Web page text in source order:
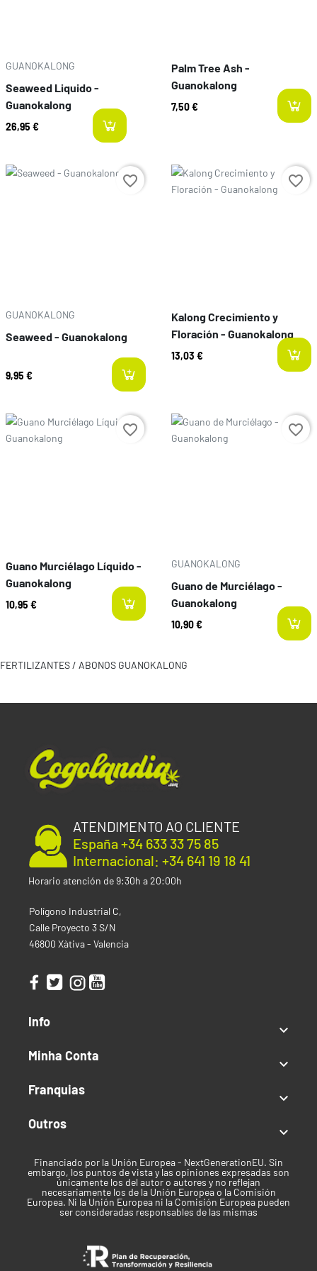
GUANOKALONG
Seaweed Liquido -
Guanokalong
26,95 €
Palm Tree Ash -
Guanokalong
7,50 €
Preço
GUANOKALONG
Seaweed - Guanokalong
9,95 €
favorite_border Preço
Kalong Crecimiento y
Floración - Guanokalong
13,03 €
favorite_border
Preço
Guano Murciélago Líquido -
Guanokalong
10,95 €
favorite_border Preço
GUANOKALONG
Guano de Murciélago -
Guanokalong
10,90 €
favorite_border
FERTILIZANTES / ABONOS GUANOKALONG
ATENDIMENTO AO CLIENTE
España +34 633 33 75 85
Internacional: +34 641 19 18 41
Horario atención de 9:30h a 20:00h
Polígono Industrial C,
Calle Proyecto 3 S/N
46800 Xàtiva - Valencia
Info

Minha Conta

Franquias

Outros

Financiado por la Unión Europea - NextGenerationEU. Sin
embargo, los puntos de vista y las opiniones expresadas son
únicamente los del autor o autores y no reflejan
necesariamente los de la Unión Europea o la Comisión
Europea. Ni la Unión Europea ni la Comisión Europea pueden
ser consideradas responsables de las mismas